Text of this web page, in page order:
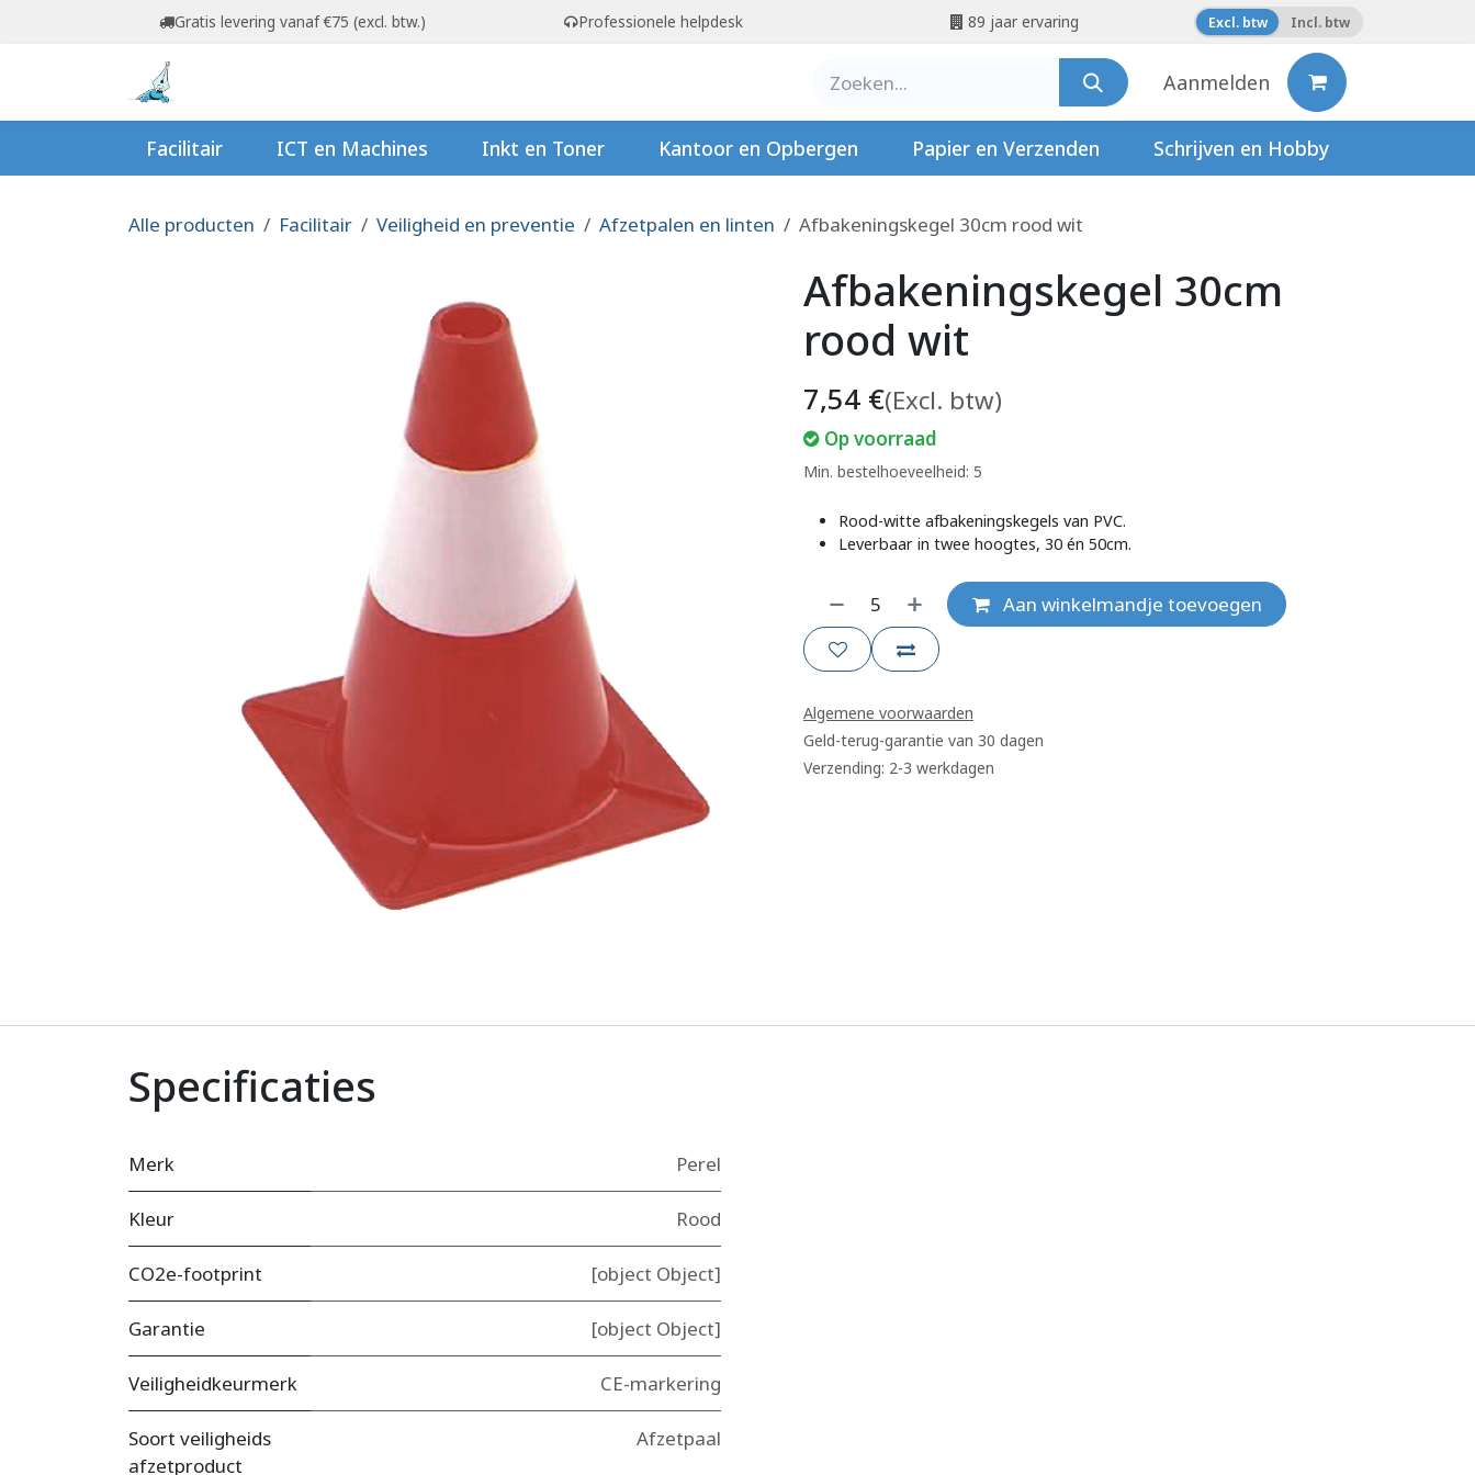
Overslaan naar inhoudGratis levering vanaf €75 (excl. btw.) Professionele helpdesk 89 jaar ervaring Excl. btw Incl. btw
Aanmelden
Facilitair ICT en Machines Inkt en Toner Kantoor en Opbergen Papier en Verzenden Schrijven en Hobby
Alle producten Facilitair Veiligheid en preventie Afzetpalen en linten Afbakeningskegel 30cm rood wit
Afbakeningskegel 30cm
rood wit
7,54 €(Excl. btw)
Op voorraad
Min. bestelhoeveelheid: 5
Rood-witte afbakeningskegels van PVC.
Leverbaar in twee hoogtes, 30 én 50cm.
Aan winkelmandje toevoegen
Algemene voorwaarden
Geld-terug-garantie van 30 dagen
Verzending: 2-3 werkdagen
Specificaties
Merk Perel
Kleur Rood
CO2e-footprint [object Object]
Garantie [object Object]
Veiligheidkeurmerk CE-markering
Soort veiligheids
afzetproduct
Afzetpaal